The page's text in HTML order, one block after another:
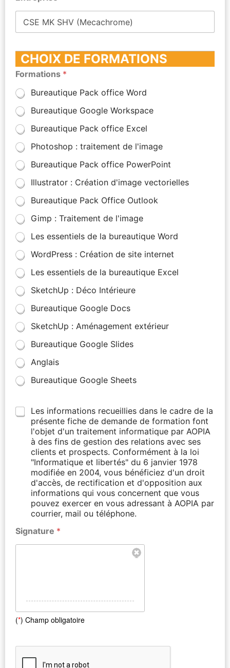
CHOIX DE FORMATIONS
Formations *
Bureautique Pack office Word
Bureautique Google Workspace
Bureautique Pack office Excel
Photoshop : traitement de l'image
Bureautique Pack office PowerPoint
Illustrator : Création d'image vectorielles
Bureautique Pack Office Outlook
Gimp : Traitement de l'image
Les essentiels de la bureautique Word
WordPress : Création de site internet
Les essentiels de la bureautique Excel
SketchUp : Déco Intérieure
Bureautique Google Docs
SketchUp : Aménagement extérieur
Bureautique Google Slides
Anglais
Bureautique Google Sheets
Les informations recueillies dans le cadre de la
présente fiche de demande de formation font
l'objet d'un traitement informatique par AOPIA
à des fins de gestion des relations avec ses
clients et prospects. Conformément à la loi
"Informatique et libertés" du 6 janvier 1978
modifiée en 2004, vous bénéficiez d'un droit
d'accès, de rectification et d'opposition aux
informations qui vous concernent que vous
pouvez exercer en vous adressant à AOPIA par
courrier, mail ou téléphone.
Signature *
(*) Champ obligatoire